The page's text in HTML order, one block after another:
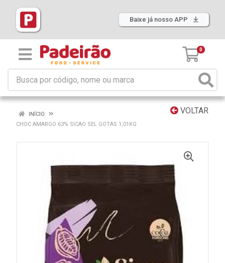
Baixe já nosso APP
0
VOLTAR
INÍCIO
CHOC AMARGO 63% SICAO SEL GOTAS 1,01KG